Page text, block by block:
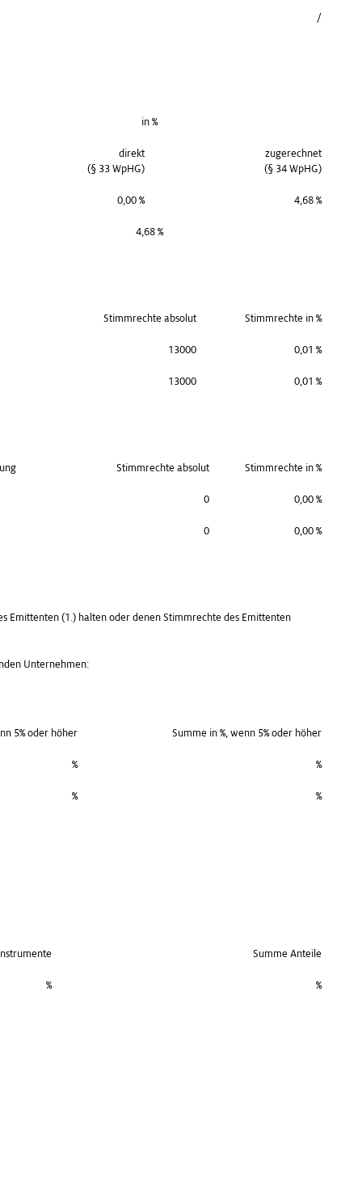
/
in %
direkt
(§ 33 WpHG)
zugerechnet
(§ 34 WpHG)
0,00 % 4,68 %
4,68 %
Stimmrechte absolut Stimmrechte in %
13000 0,01 %
13000 0,01 %
Stimmrechte absolut Stimmrechte in %
0 0,00 %
0 0,00 %
(1.) halten oder denen Stimmrechte des Emittenten
Unternehmen:
5% oder höher Summe in %, wenn 5% oder höher
% %
% %
Summe Anteile
% %